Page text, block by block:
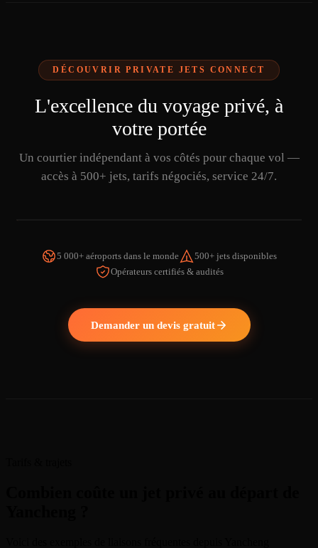
DÉCOUVRIR PRIVATE JETS CONNECT
L'excellence du voyage privé, à
votre portée
Un courtier indépendant à vos côtés pour chaque vol —
accès à 500+ jets, tarifs négociés, service 24/7.
REGARDER LA VIDÉO
5 000+ aéroports dans le monde
500+ jets disponibles
Opérateurs certifiés & audités
Demander un devis gratuit